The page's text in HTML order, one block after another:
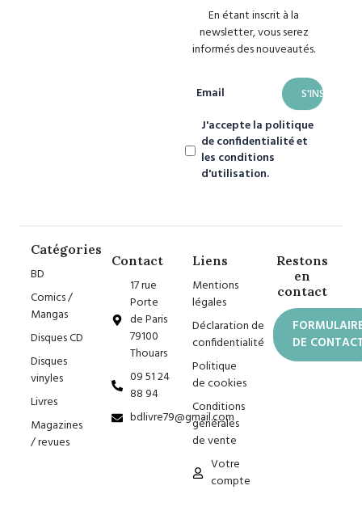
En étant inscrit à la
newsletter, vous serez
informés des nouveautés.
Email
J'accepte la politique
de confidentialité et
les conditions
d'utilisation.
Catégories
BD
Comics /
Mangas
Disques CD
Disques
vinyles
Livres
Magazines
/ revues
Contact
17 rue
Porte
de Paris
79100
Thouars
09 51 24
88 94
bdlivre79@gmail.com
Liens
Mentions
légales
Déclaration de
confidentialité
Politique
de cookies
Conditions
générales
de vente
Votre
compte
Restons
en
contact
DE